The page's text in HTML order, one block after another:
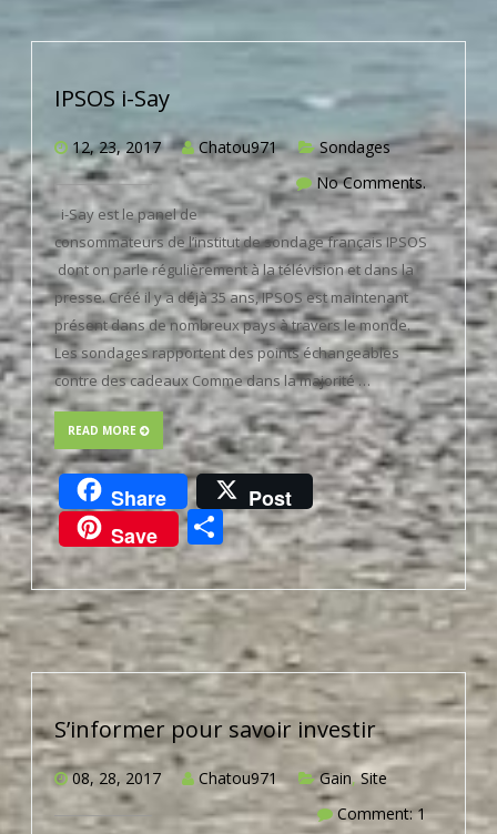
IPSOS i-Say
12, 23, 2017 Chatou971
Sondages
No Comments.
i-Say est le panel de
consommateurs de l’institut de sondage français IPSOS
dont on parle régulièrement à la télévision et dans la
presse. Créé il y a déjà 35 ans, IPSOS est maintenant
présent dans de nombreux pays à travers le monde.
Les sondages rapportent des points échangeables
contre des cadeaux Comme dans la majorité …
READ MORE
Share
Post
Save
Partager
S’informer pour savoir investir
08, 28, 2017 Chatou971 Gain,Site
Comment: 1